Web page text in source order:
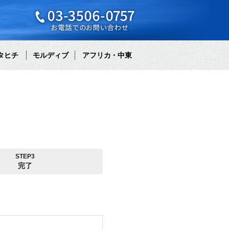
ヒチ モルディブ アフリカ・中東
STEP3
完了